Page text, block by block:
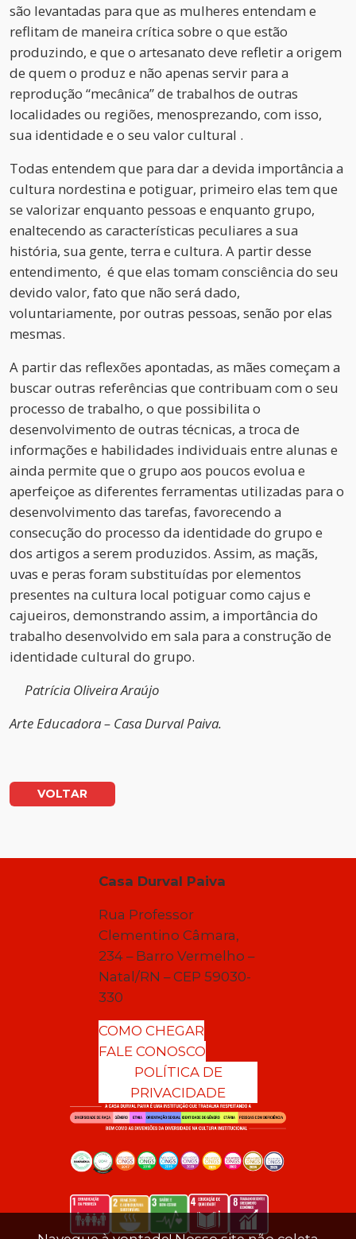
são levantadas para que as mulheres entendam e
reflitam de maneira crítica sobre o que estão
produzindo, e que o artesanato deve refletir a origem
de quem o produz e não apenas servir para a
reprodução “mecânica” de trabalhos de outras
localidades ou regiões, menosprezando, com isso,
sua identidade e o seu valor cultural .
Todas entendem que para dar a devida importância a
cultura nordestina e potiguar, primeiro elas tem que
se valorizar enquanto pessoas e enquanto grupo,
enaltecendo as características peculiares a sua
história, sua gente, terra e cultura. A partir desse
entendimento, é que elas tomam consciência do seu
devido valor, fato que não será dado,
voluntariamente, por outras pessoas, senão por elas
mesmas.
A partir das reflexões apontadas, as mães começam a
buscar outras referências que contribuam com o seu
processo de trabalho, o que possibilita o
desenvolvimento de outras técnicas, a troca de
informações e habilidades individuais entre alunas e
ainda permite que o grupo aos poucos evolua e
aperfeiçoe as diferentes ferramentas utilizadas para o
desenvolvimento das tarefas, favorecendo a
consecução do processo da identidade do grupo e
dos artigos a serem produzidos. Assim, as maçãs,
uvas e peras foram substituídas por elementos
presentes na cultura local potiguar como cajus e
cajueiros, demonstrando assim, a importância do
trabalho desenvolvido em sala para a construção de
identidade cultural do grupo.
Patrícia Oliveira Araújo
Arte Educadora – Casa Durval Paiva.
VOLTAR
Casa Durval Paiva
Rua Professor
Clementino Câmara,
234 – Barro Vermelho –
Natal/RN – CEP 59030-
330
COMO CHEGAR
FALE CONOSCO
POLÍTICA DE
PRIVACIDADE